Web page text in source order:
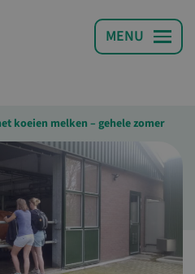
koeien melken – gehele zomer